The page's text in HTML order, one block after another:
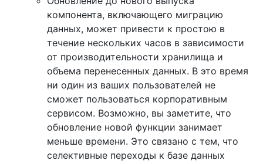
компонента, включающего миграцию
данных, может привести к простою в
течение нескольких часов в зависимости
от производительности хранилища и
объема перенесенных данных. В это время
ни один из ваших пользователей не
сможет пользоваться корпоративным
сервисом. Возможно, вы заметите, что
обновление новой функции занимает
меньше времени. Это связано с тем, что
селективные переходы к базе данных